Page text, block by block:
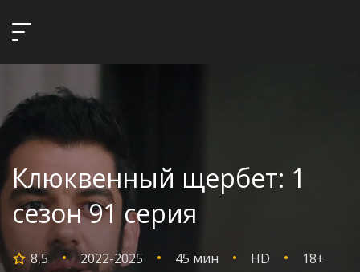
Клюквенный щербет: 1
сезон 91 серия
8,5 2022-2025 45 мин HD 18+